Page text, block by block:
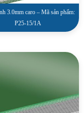
3.0mm caro – Mã sản phẩm:
P25-15/1A